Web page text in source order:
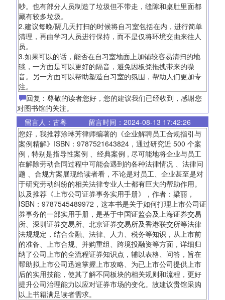
吵。也有部分人员制造了垃圾但不带走，缝隙和桌肚里面都
藏有较多垃圾。
2.建议每晚/隔几天打扫的时候将自习室包括在内，进行简单
清理，再由学习人员进行保持，而不是仅将环境交由来往人
员。
3.如果可以的话，能否在自习室地面上加铺较容易清扫的地
毯，一方面是可以更好的隔音，避免因板凳拖拽带来的噪
音。另一方面可以帮助塑造自习室的氛围，帮助人们更加专
注。
回复：尊敬的读者您好，您的建议我们已经收到，感谢您
对图书馆的关注。
留言人：古粤
留言时间：2024-08-13 17:42:26
您好，我推荐涂琳芳律师编著的《企业解聘员工合规指引与
案例精解》ISBN：9787521643824，通过研究近 500 个案
例 , 特别是指导性案例 、经典案例 , 尽可能地将企业与员工
在解除劳动合同过程中可能会遇到的各种法律情况 、法律问
题 、合规方案展现给读者看，不论是对员工、企业甚至是对
于研究劳动纠纷的相关法律专业人士都有巨大的帮助作用。
以及推荐《上市公司证券事务实用手册》，作者：梁丽，
ISBN：9787545489972，这本书是关于如何打理上市公司证
券事务的一部实用手册，是基于中国证监会及上海证券交易
所、深圳证券交易所、北京证券交易所及香港联交所等法律
法规规定，结合金融、法律、人力、税务等知识，从上市前
的准备、上市合规、并购重组、跨境投融资等方面，详细归
纳了公司上市的全流程证券知识点，辅以表格、问答，旨在
帮助拟上市公司迅速掌握上市攻略、为已上市公司提供上市
后的实用技能，使其了解不同板块的相关规则和流程，更好
提升公司治理能力以应对证券市场的变化。故建议贵馆采购
以上书籍满足读者需求。